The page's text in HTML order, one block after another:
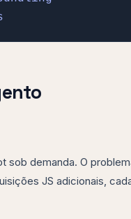
sob demanda. O
JS adicionais,